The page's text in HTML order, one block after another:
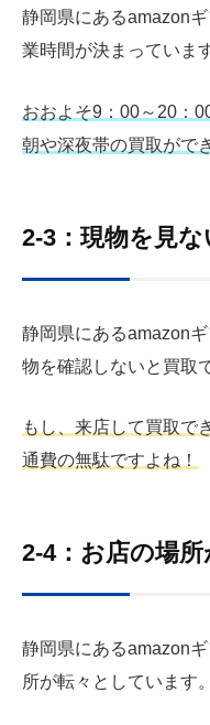
静岡県にあるamazon
業時間が決まっています
おおよそ9：00～20：
朝や深夜帯の買取がで
2-3：現物を見
静岡県にあるamazon
物を確認しないと買取
もし、来店して買取で
通費の無駄ですよね！
2-4：お店の場
静岡県にあるamazon
所が転々としています。